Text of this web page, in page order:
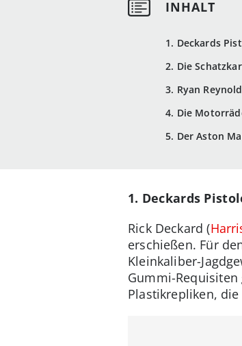
1. Deckards
2. Die
3. Ryan
4. Die
5. Der Aston
1. Deckards
Rick Deckard (
erschießen. Für
Kleinkaliber-
Gummi-
Plastikrepliken,